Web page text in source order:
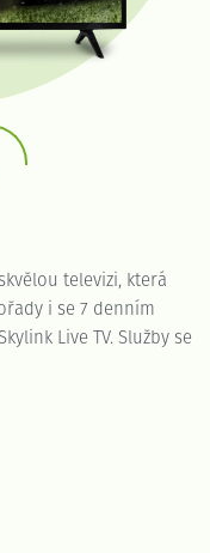
televizi, která
i se 7 denním
Live TV. Služby se